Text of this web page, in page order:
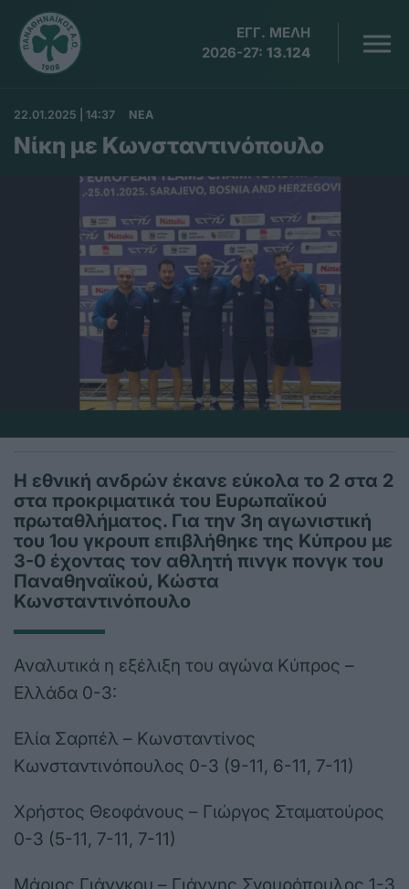
ΕΓΓ. ΜΕΛΗ
2026-27: 13.124
22.01.2025 | 14:37 ΝΕΑ
Νίκη με Κωνσταντινόπουλο
Η εθνική ανδρών έκανε εύκολα το 2 στα 2
στα προκριματικά του Ευρωπαϊκού
πρωταθλήματος. Για την 3η αγωνιστική
του 1ου γκρουπ επιβλήθηκε της Κύπρου με
3-0 έχοντας τον αθλητή πινγκ πονγκ του
Παναθηναϊκού, Κώστα
Κωνσταντινόπουλο
Αναλυτικά η εξέλιξη του αγώνα Κύπρος –
Ελλάδα 0-3:
Ελία Σαρπέλ – Κωνσταντίνος
Κωνσταντινόπουλος 0-3 (9-11, 6-11, 7-11)
Χρήστος Θεοφάνους – Γιώργος Σταματούρος
0-3 (5-11, 7-11, 7-11)